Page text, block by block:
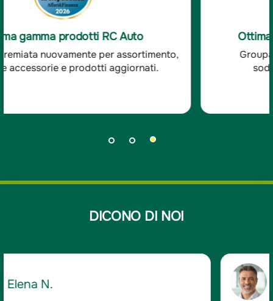
Ottima soddisfazione clienti RC Auto
Groupama è stata premiata per l'ottima
soddisfazione dei clienti RC auto.
DICONO DI NOI